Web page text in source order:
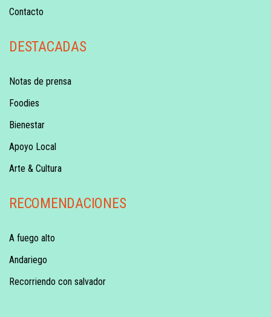
Contacto
DESTACADAS
Notas de prensa
Foodies
Bienestar
Apoyo Local
Arte & Cultura
RECOMENDACIONES
A fuego alto
Andariego
Recorriendo con salvador